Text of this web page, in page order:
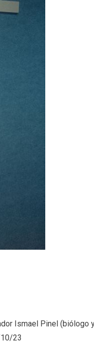
Ismael Pinel (biólogo
23